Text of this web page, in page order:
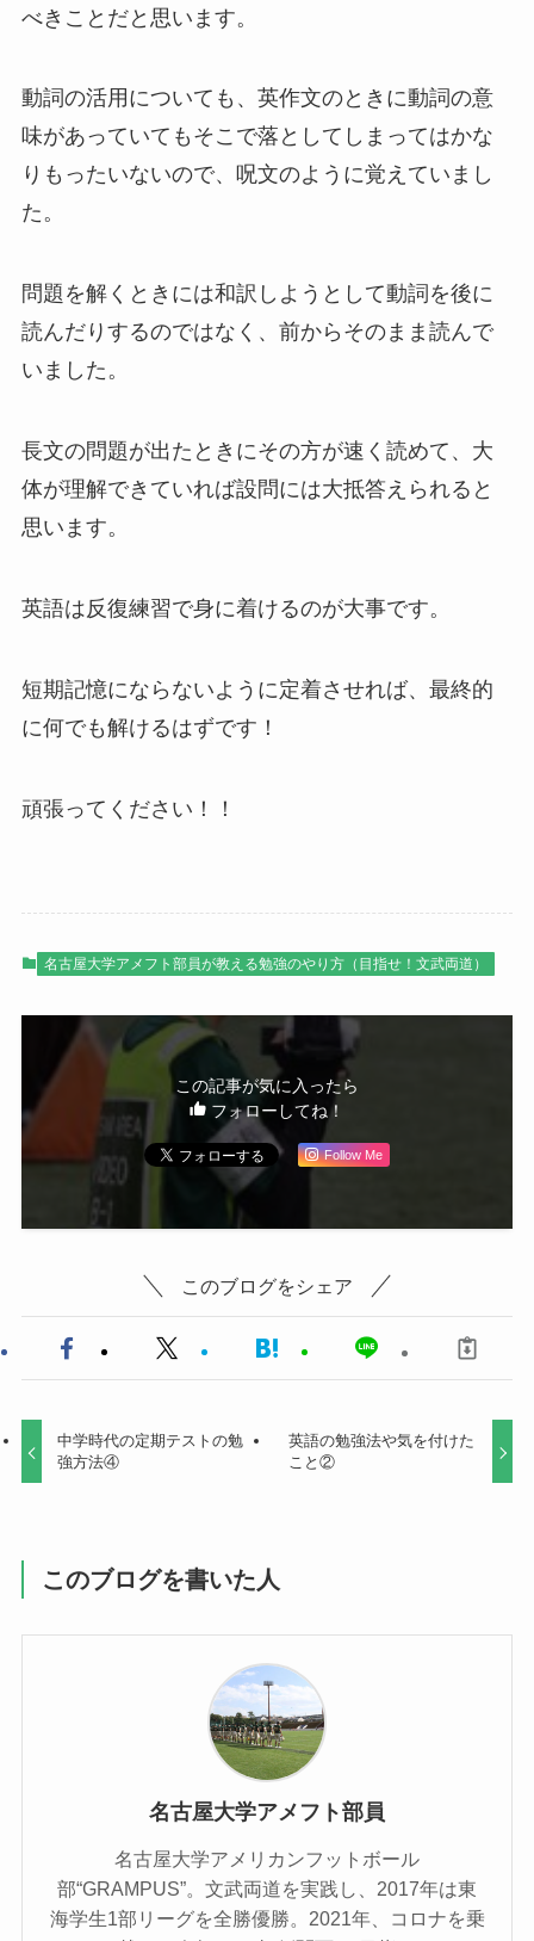
べきことだと思います。
動詞の活用についても、英作文のときに動詞の意
味があっていてもそこで落としてしまってはかな
りもったいないので、呪文のように覚えていまし
た。
問題を解くときには和訳しようとして動詞を後に
読んだりするのではなく、前からそのまま読んで
いました。
長文の問題が出たときにその方が速く読めて、大
体が理解できていれば設問には大抵答えられると
思います。
英語は反復練習で身に着けるのが大事です。
短期記憶にならないように定着させれば、最終的
に何でも解けるはずです！
頑張ってください！！
名古屋大学アメフト部員が教える勉強のやり方（目指せ！文武両道）
この記事が気に入ったら
フォローしてね！
Follow Me
このブログをシェア
中学時代の定期テストの勉
強方法④
英語の勉強法や気を付けた
こと②
このブログを書いた人
名古屋大学アメフト部員
名古屋大学アメリカンフットボール
部“GRAMPUS”。文武両道を実践し、2017年は東
海学生1部リーグを全勝優勝。2021年、コロナを乗